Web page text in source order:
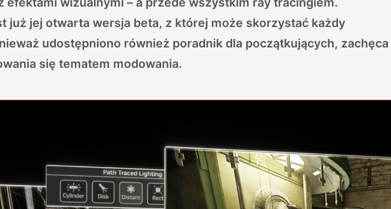
już jej otwarta wersja beta, z której może skorzystać każdy
udostępniono również poradnik dla początkujących, zachęca
się tematem modowania.